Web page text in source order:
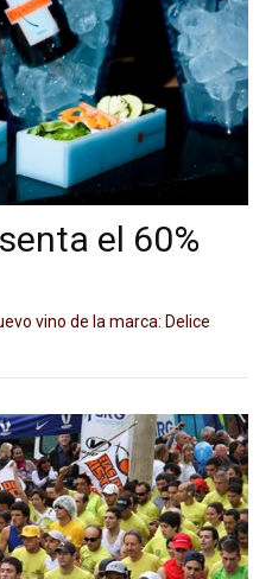
el 60%
vino de la marca: Delice